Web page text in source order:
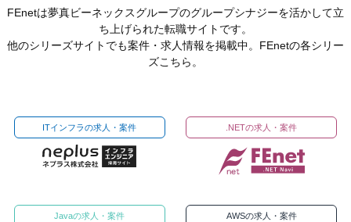
FEnetは夢真ビーネックスグループのグループシナジーを活かして立
ち上げられた転職サイトです。
他のシリーズサイトでも案件・求人情報を掲載中。FEnetの各シリー
ズこちら。
ITインフラの求人・案件 .NETの求人・案件
Javaの求人・案件 AWSの求人・案件